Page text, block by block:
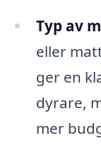
Typ av
eller
ger en
dyrare,
mer